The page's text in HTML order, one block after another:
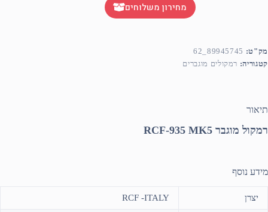
מחירון משלוחים
מק"ט: 89945745_62
קטגוריה: רמקולים מוגברים
תיאור
רמקול מוגבר RCF-935 MK5
מידע נוסף
יצרן RCF -ITALY